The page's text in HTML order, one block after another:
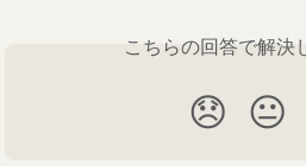
こちらの回答で解決
😞 😐